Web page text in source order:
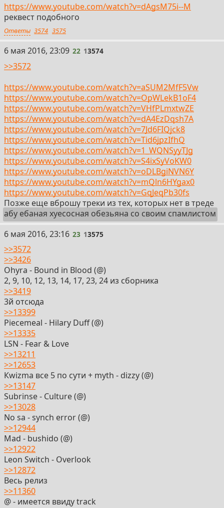
https://www.youtube.com/watch?v=dAgsM75i--M
реквест подобного
Ответы 3574 3575
22
6 мая 2016, 23:09 22 13574
>>3572
https://www.youtube.com/watch?v=aSUM2MfF5Vw
https://www.youtube.com/watch?v=OpWLekB1oF4
https://www.youtube.com/watch?v=VHfPLmxtwZE
https://www.youtube.com/watch?v=dA4EzDqsh7A
https://www.youtube.com/watch?v=7Jd6FIQjck8
https://www.youtube.com/watch?v=Tid6jpzIfhQ
https://www.youtube.com/watch?v=1_WQNSyyTJg
https://www.youtube.com/watch?v=S4ixSyVoKW0
https://www.youtube.com/watch?v=oDLBgiNVN6Y
https://www.youtube.com/watch?v=mQln6HYgax0
https://www.youtube.com/watch?v=GqJeqPb30fs
Позже еще вброшу треки из тех, которых нет в треде
абу ебаная хуесосная обезьяна со своим спамлистом
23
6 мая 2016, 23:16 23 13575
>>3572
>>3426
Оhyrа - Bоund in Blооd (@)
2, 9, 10, 12, 13, 14, 17, 23, 24 из cборника
>>3419
3й отсюда
>>13399
Piecеmeal - Hilаry Duff (@)
>>13335
LSN - Fеar & Lоve
>>13211
>>12653
Кwizmа все 5 по сути + mуth - dizzу (@)
>>13147
Subrinsе - Culturе (@)
>>13028
Nо sа - sуnch errоr (@)
>>12944
Mаd - bushidо (@)
>>12922
Leоn Switсh - Оverlook
>>12872
Весь релиз
>>11360
@ - имеется ввиду track